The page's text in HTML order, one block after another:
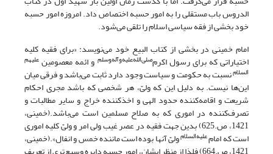
الدروس باب مستقلی را به امور حسبه اختصاص داد. امروزه امور حسبه
خود بخشی از فقه سیاسی اسلام را تلقی می‌شود.
امام خمینی در بخشی از کتاب البیع خود می‌نویسد: «برای فقیه کلیه
اختیاراتی که برای رسول اکرم‌صلی‌الله‌علیه‌و‌آله‌و‌سلم و ائمه معصومین علیهم
السلامنسبت به حکومت و سیاست وجود دارد ثابت می‌باشد و فرقی میان
این‌ها نیست. به دلیل این که ولیّ، هر شخصی که باشد مجری احکام
شریعت و اقامه‌کننده حدود الهی و اخذ‌کننده خراج و سایر مطالبات و
تصرف‌کننده در اموری که به صلاح مسلمین است می‌باشد.(خمینی،
1421، ص.625) بدین جهت فقیه در عصر غیب ولی امر و ولیّ کلیه اموری
است که امامعلیه‌السلامولیّ آنها بوده است ماننده خمس و انفال».(خمینی،